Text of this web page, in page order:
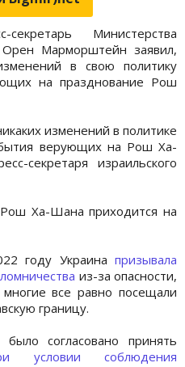
Министерства
Марморштейн заявил,
в свою политику
на празднование Рош
изменений в политике
верующих на Рош Ха-
секретаря израильского
Ха-Шана приходится на
году Украина призывала
из-за опасности,
все равно посещали
границу.
согласовано принять
условии соблюдения